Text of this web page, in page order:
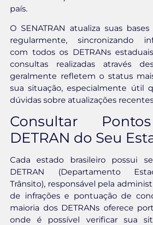
país.
O SENATRAN atualiza suas
regularmente, sincronizando
com todos os DETRANs
consultas realizadas através
geralmente refletem o status
sua situação, especialmente útil
dúvidas sobre atualizações
Consultar
DETRAN do Seu
Cada estado brasileiro possui
DETRAN (Departamento
Trânsito), responsável pela
de infrações e pontuação de
maioria dos DETRANs oferece
onde é possível verificar sua